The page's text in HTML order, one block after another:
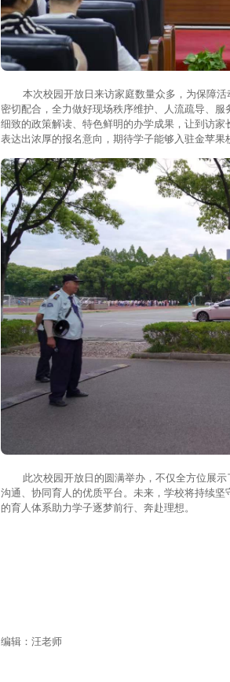
本次校园开放日来访家庭数量众多，为保障活
密切配合，全力做好现场秩序维护、人流疏导、
细致的政策解读、特色鲜明的办学成果，让到访
表达出浓厚的报名意向，期待学子能够入驻金苹果
此次校园开放日的圆满举办，不仅全方位展示
沟通、协同育人的优质平台。未来，学校将持续
的育人体系助力学子逐梦前行、奔赴理想。
编辑：汪老师